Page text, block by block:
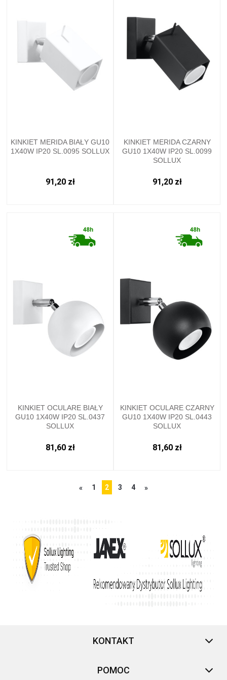
KINKIET MERIDA BIAŁY GU10
1X40W IP20 SL.0095 SOLLUX
91,20 zł
KINKIET MERIDA CZARNY
GU10 1X40W IP20 SL.0099
SOLLUX
91,20 zł
KINKIET OCULARE BIAŁY
GU10 1X40W IP20 SL.0437
SOLLUX
81,60 zł
KINKIET OCULARE CZARNY
GU10 1X40W IP20 SL.0443
SOLLUX
81,60 zł
« 1 2 3 4 »
KONTAKT
POMOC